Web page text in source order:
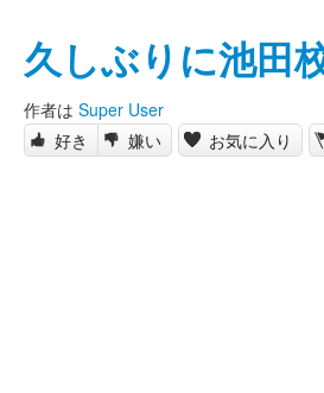
久しぶりに池田
作者は Super User
好き
嫌い お気に入り